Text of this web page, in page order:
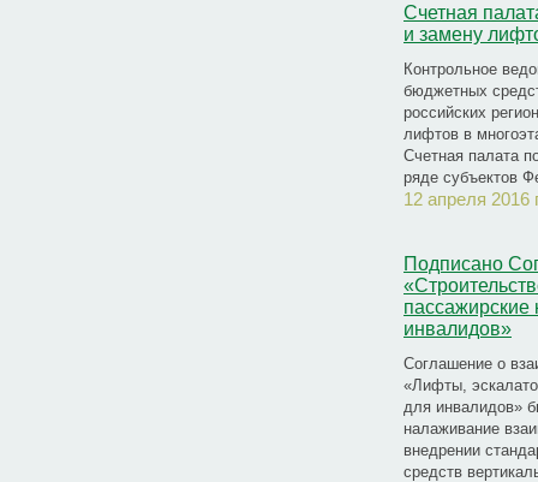
Счетная
и замену
Контрольное
бюджетных
российских
лифтов в
Счетная палата
ряде субъектов
12 апреля 2016
Подписано
инвалидов»
Соглашение о
«Лифты,
для инвалидов»
налаживание
внедрении
средств